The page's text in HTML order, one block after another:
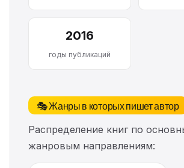
2016
годы публикаций
🎭 Жанры в которых пишет автор
Распределение книг по
жанровым направлениям: